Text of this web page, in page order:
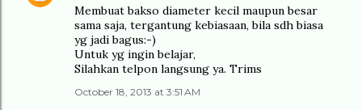
Membuat bakso diameter kecil maupun besar
sama saja, tergantung kebiasaan, bila sdh biasa
yg jadi bagus:-)
Untuk yg ingin belajar,
Silahkan telpon langsung ya. Trims
October 18, 2013 at 3:51 AM